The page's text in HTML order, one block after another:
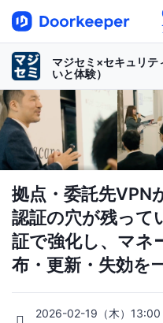
マジセミ×セキュリテ
いと体験）
拠点・委託先VPN
認証の穴が残って
証で強化し、マネ
布・更新・失効を
2026-02-19（木）